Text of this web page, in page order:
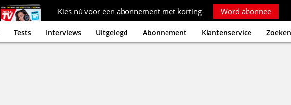
Kies nú voor een abonnement met korting Word abonnee
Tests Interviews Uitgelegd Abonnement Klantenservice Zoeken